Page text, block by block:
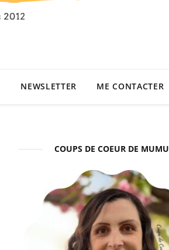
NEWSLETTER ME CONTACTER
COUPS DE COEUR DE MUMU